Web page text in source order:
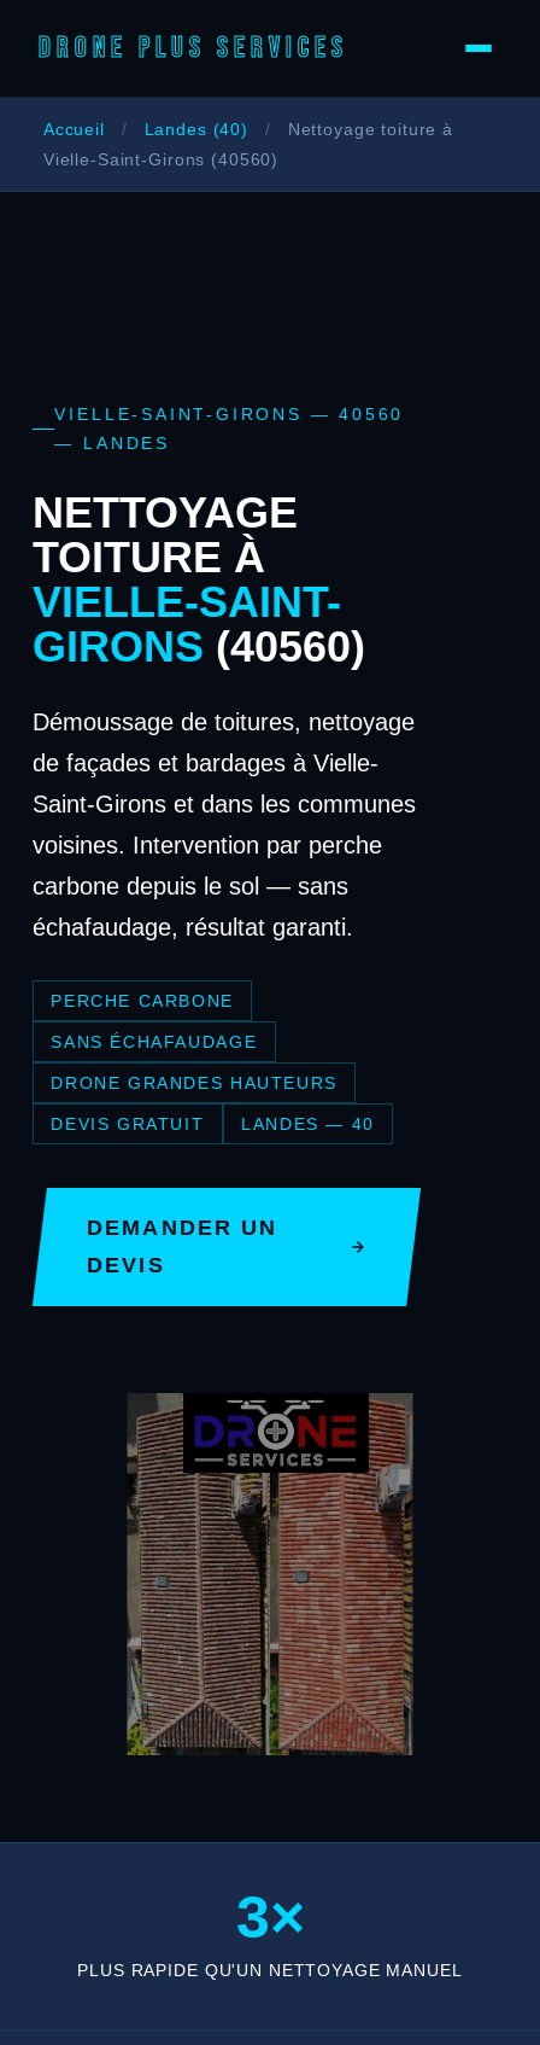
DRONE PLUS SERVICES
Accueil / Landes (40) /
Nettoyage toiture à
Vielle-Saint-Girons (40560)
VIELLE-SAINT-GIRONS — 40560
— LANDES
NETTOYAGE
TOITURE À
VIELLE-SAINT-
GIRONS (40560)
Démoussage de toitures, nettoyage
de façades et bardages à Vielle-
Saint-Girons et dans les communes
voisines. Intervention par perche
carbone depuis le sol — sans
échafaudage, résultat garanti.
PERCHE CARBONE
SANS ÉCHAFAUDAGE
DRONE GRANDES HAUTEURS
DEVIS GRATUIT LANDES — 40
DEMANDER UN
DEVIS
3×
PLUS RAPIDE QU'UN NETTOYAGE MANUEL